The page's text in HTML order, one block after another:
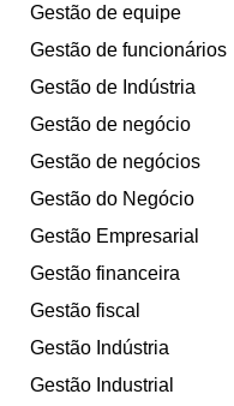
Gestão de equipe
Gestão de funcionários
Gestão de Indústria
Gestão de negócio
Gestão de negócios
Gestão do Negócio
Gestão Empresarial
Gestão financeira
Gestão fiscal
Gestão Indústria
Gestão Industrial